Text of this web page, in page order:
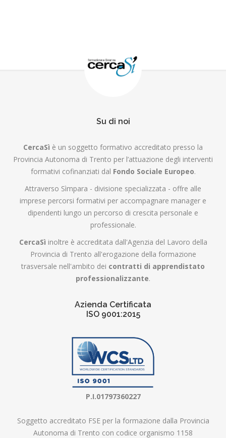
Su di noi
CercaSì è un soggetto formativo accreditato presso la
Provincia Autonoma di Trento per l’attuazione degli interventi
formativi cofinanziati dal Fondo Sociale Europeo.
Attraverso Sìmpara - divisione specializzata - offre alle
imprese percorsi formativi per accompagnare manager e
dipendenti lungo un percorso di crescita personale e
professionale.
CercaSì inoltre è accreditata dall'Agenzia del Lavoro della
Provincia di Trento all'erogazione della formazione
trasversale nell'ambito dei contratti di apprendistato
professionalizzante.
Azienda Certificata
ISO 9001:2015
P.I.01797360227
Soggetto accreditato FSE per la formazione dalla Provincia
Autonoma di Trento con codice organismo 1158